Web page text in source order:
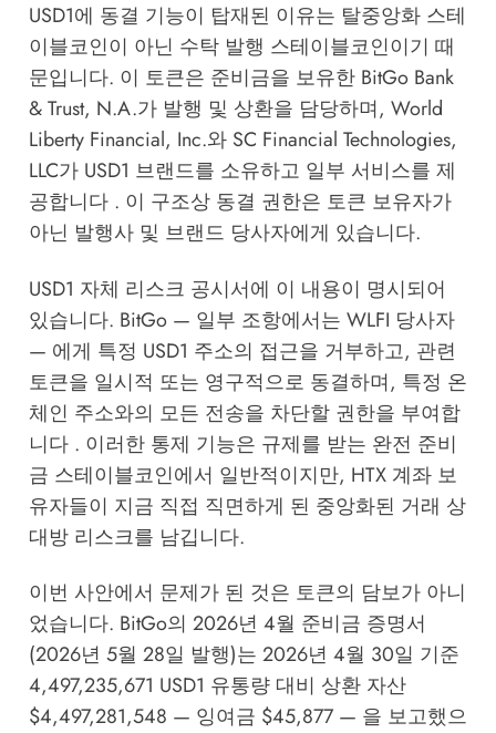
USD1에 동결 기능이 탑재된 이유는 탈중앙화 스테
이블코인이 아닌 수탁 발행 스테이블코인이기 때
문입니다. 이 토큰은 준비금을 보유한 BitGo Bank
& Trust, N.A.가 발행 및 상환을 담당하며, World
Liberty Financial, Inc.와 SC Financial Technologies,
LLC가 USD1 브랜드를 소유하고 일부 서비스를 제
공합니다 . 이 구조상 동결 권한은 토큰 보유자가
아닌 발행사 및 브랜드 당사자에게 있습니다.
USD1 자체 리스크 공시서에 이 내용이 명시되어
있습니다. BitGo — 일부 조항에서는 WLFI 당사자
— 에게 특정 USD1 주소의 접근을 거부하고, 관련
토큰을 일시적 또는 영구적으로 동결하며, 특정 온
체인 주소와의 모든 전송을 차단할 권한을 부여합
니다 . 이러한 통제 기능은 규제를 받는 완전 준비
금 스테이블코인에서 일반적이지만, HTX 계좌 보
유자들이 지금 직접 직면하게 된 중앙화된 거래 상
대방 리스크를 남깁니다.
이번 사안에서 문제가 된 것은 토큰의 담보가 아니
었습니다. BitGo의 2026년 4월 준비금 증명서
(2026년 5월 28일 발행)는 2026년 4월 30일 기준
4,497,235,671 USD1 유통량 대비 상환 자산
$4,497,281,548 — 잉여금 $45,877 — 을 보고했으